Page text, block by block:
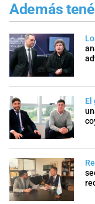
Además
El